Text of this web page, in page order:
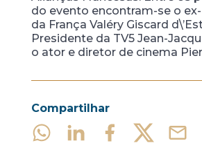
do evento encontram-se o
da França Valéry Giscard
Presidente da TV5 Jean-
o ator e diretor de cinema
Compartilhar